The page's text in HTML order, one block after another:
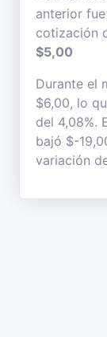
anterior
cotización
$5,00
Durante el
$6,00, lo
del 4,08%.
bajó $-
variación